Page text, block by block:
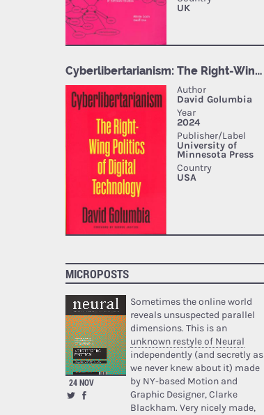
MICROPOSTS
24 NOV
Sometimes the online world
reveals unsuspected parallel
dimensions. This is an
unknown restyle of Neural
independently (and secretly as
we never knew about it) made
by NY-based Motion and
Graphic Designer, Clarke
Blackham. Very nicely made,